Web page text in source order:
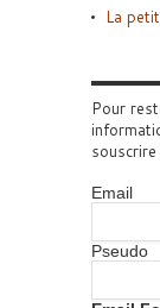
La
Pour
Email
Pseudo